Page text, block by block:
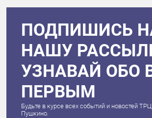
ПОДПИШИСЬ
НАШУ
УЗНАВАЙ ОБО
ПЕРВЫМ
Будьте в курсе всех событий и новостей
Пушкино.